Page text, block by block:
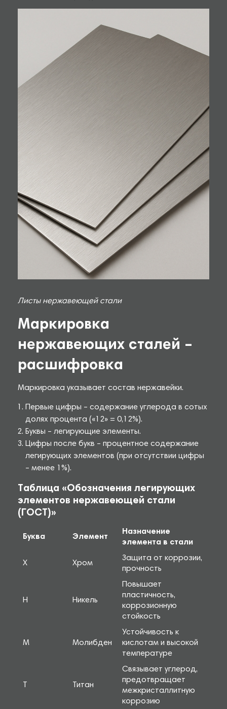
Листы нержавеющей стали
Маркировка
нержавеющих сталей –
расшифровка
Маркировка указывает состав нержавейки.
Первые цифры – содержание углерода в сотых
долях процента («12» = 0,12%).
Буквы – легирующие элементы.
Цифры после букв – процентное содержание
легирующих элементов (при отсутствии цифры
– менее 1%).
Таблица «Обозначения легирующих
элементов нержавеющей стали
(ГОСТ)»
Буква Элемент
Назначение
элемента в стали
Х Хром
Защита от коррозии,
прочность
Н Никель
Повышает
пластичность,
коррозионную
стойкость
М Молибден
Устойчивость к
кислотам и высокой
температуре
Т Титан
Связывает углерод,
предотвращает
межкристаллитную
коррозию